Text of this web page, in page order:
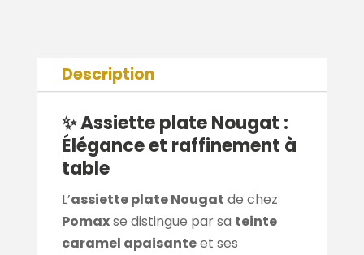
Description
✨ Assiette plate Nougat :
Élégance et raffinement à
table
L’assiette plate Nougat de chez
Pomaxse distingue par sa teinte
caramel apaisanteet ses